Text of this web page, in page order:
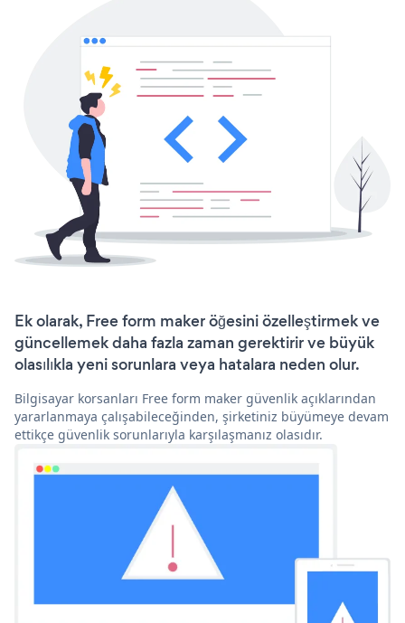
Ek olarak, Free form maker öğesini özelleştirmek ve
güncellemek daha fazla zaman gerektirir ve büyük
olasılıkla yeni sorunlara veya hatalara neden olur.
Bilgisayar korsanları Free form maker güvenlik açıklarından
yararlanmaya çalışabileceğinden, şirketiniz büyümeye devam
ettikçe güvenlik sorunlarıyla karşılaşmanız olasıdır.